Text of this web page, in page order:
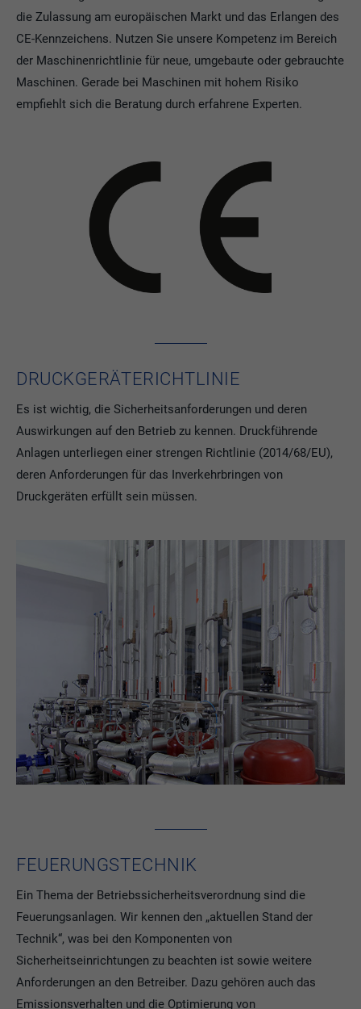
die Zulassung am europäischen Markt und das Erlangen des
CE-Kennzeichens. Nutzen Sie unsere Kompetenz im Bereich
der Maschinenrichtlinie für neue, umgebaute oder gebrauchte
Maschinen. Gerade bei Maschinen mit hohem Risiko
empfiehlt sich die Beratung durch erfahrene Experten.
DRUCKGERÄTERICHTLINIE
Es ist wichtig, die Sicherheitsanforderungen und deren
Auswirkungen auf den Betrieb zu kennen. Druckführende
Anlagen unterliegen einer strengen Richtlinie (2014/68/EU),
deren Anforderungen für das Inverkehrbringen von
Druckgeräten erfüllt sein müssen.
FEUERUNGSTECHNIK
Ein Thema der Betriebssicherheitsverordnung sind die
Feuerungsanlagen. Wir kennen den „aktuellen Stand der
Technik“, was bei den Komponenten von
Sicherheitseinrichtungen zu beachten ist sowie weitere
Anforderungen an den Betreiber. Dazu gehören auch das
Emissionsverhalten und die Optimierung von